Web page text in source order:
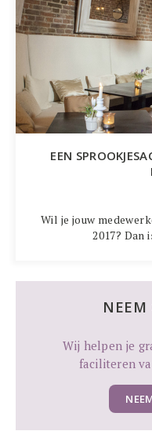
EEN
Wil je jouw
2017?
NEEM
Wij helpen je
faciliteren